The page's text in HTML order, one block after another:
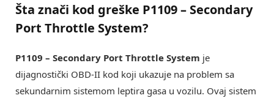
Šta znači kod greške P1109 – Secondary
Port Throttle System?
P1109 – Secondary Port Throttle System je
dijagnostički OBD-II kod koji ukazuje na problem sa
sekundarnim sistemom leptira gasa u vozilu. Ovaj sistem